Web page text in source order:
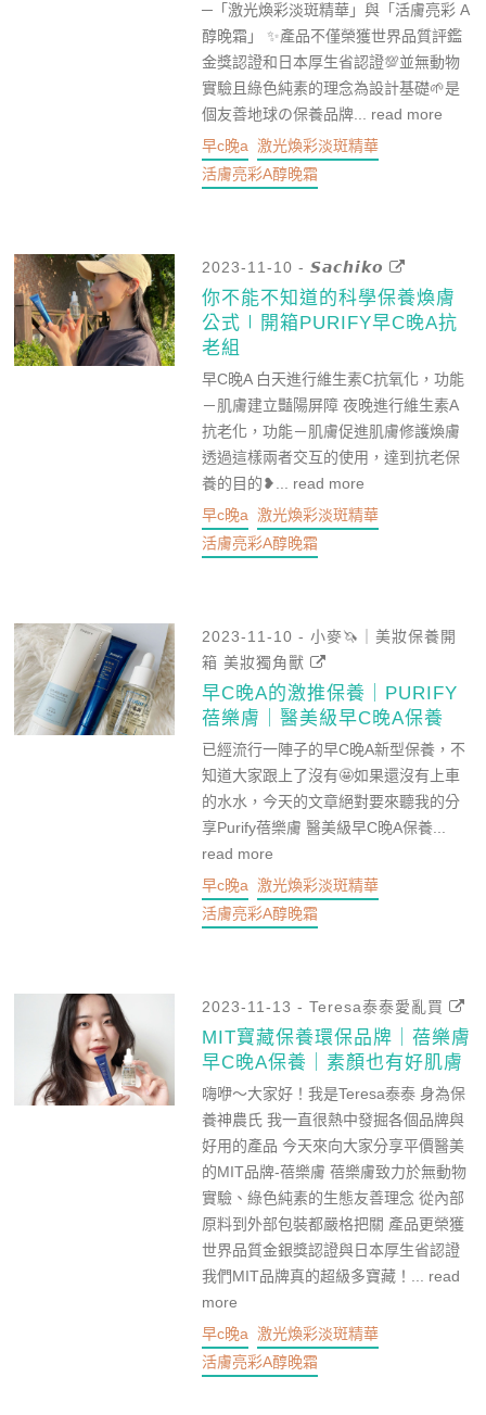
─「激光煥彩淡斑精華」與「活膚亮彩 A
醇晚霜」 ✨產品不僅榮獲世界品質評鑑
金獎認證和日本厚生省認證💯並無動物
實驗且綠色純素的理念為設計基礎🌱是
個友善地球の保養品牌... read more
早c晚a 激光煥彩淡斑精華
活膚亮彩A醇晚霜
2023-11-10 - 𝙎𝙖𝙘𝙝𝙞𝙠𝙤
你不能不知道的科學保養煥膚
公式∣開箱PURIFY早C晚A抗
老組
早C晚A 白天進行維生素C抗氧化，功能
－肌膚建立豔陽屏障 夜晚進行維生素A
抗老化，功能－肌膚促進肌膚修護煥膚
透過這樣兩者交互的使用，達到抗老保
養的目的❥... read more
早c晚a 激光煥彩淡斑精華
活膚亮彩A醇晚霜
2023-11-10 - 小麥🦄️｜美妝保養開
箱 美妝獨角獸
早C晚A的激推保養｜PURIFY
蓓樂膚｜醫美級早C晚A保養
已經流行一陣子的早C晚A新型保養，不
知道大家跟上了沒有🤩如果還沒有上車
的水水，今天的文章絕對要來聽我的分
享Purify蓓樂膚 醫美級早C晚A保養...
read more
早c晚a 激光煥彩淡斑精華
活膚亮彩A醇晚霜
2023-11-13 - Teresa泰泰愛亂買
MIT寶藏保養環保品牌｜蓓樂膚
早C晚A保養｜素顏也有好肌膚
嗨咿～大家好！我是Teresa泰泰 身為保
養神農氏 我一直很熱中發掘各個品牌與
好用的產品 今天來向大家分享平價醫美
的MIT品牌-蓓樂膚 蓓樂膚致力於無動物
實驗、綠色純素的生態友善理念 從內部
原料到外部包裝都嚴格把關 產品更榮獲
世界品質金銀獎認證與日本厚生省認證
我們MIT品牌真的超級多寶藏！... read
more
早c晚a 激光煥彩淡斑精華
活膚亮彩A醇晚霜